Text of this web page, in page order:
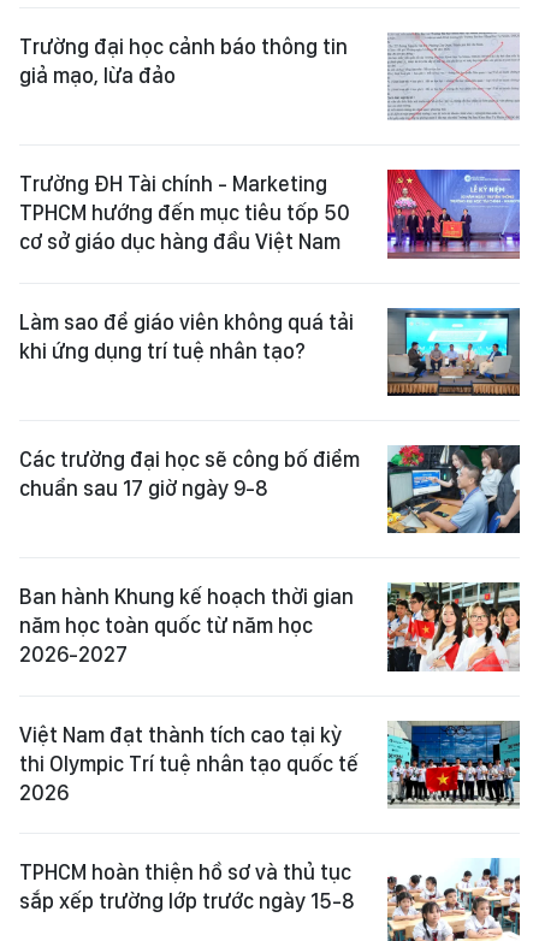
Trường đại học cảnh báo thông tin
giả mạo, lừa đảo
Trường ĐH Tài chính - Marketing
TPHCM hướng đến mục tiêu tốp 50
cơ sở giáo dục hàng đầu Việt Nam
Làm sao để giáo viên không quá tải
khi ứng dụng trí tuệ nhân tạo?
Các trường đại học sẽ công bố điểm
chuẩn sau 17 giờ ngày 9-8
Ban hành Khung kế hoạch thời gian
năm học toàn quốc từ năm học
2026-2027
Việt Nam đạt thành tích cao tại kỳ
thi Olympic Trí tuệ nhân tạo quốc tế
2026
TPHCM hoàn thiện hồ sơ và thủ tục
sắp xếp trường lớp trước ngày 15-8